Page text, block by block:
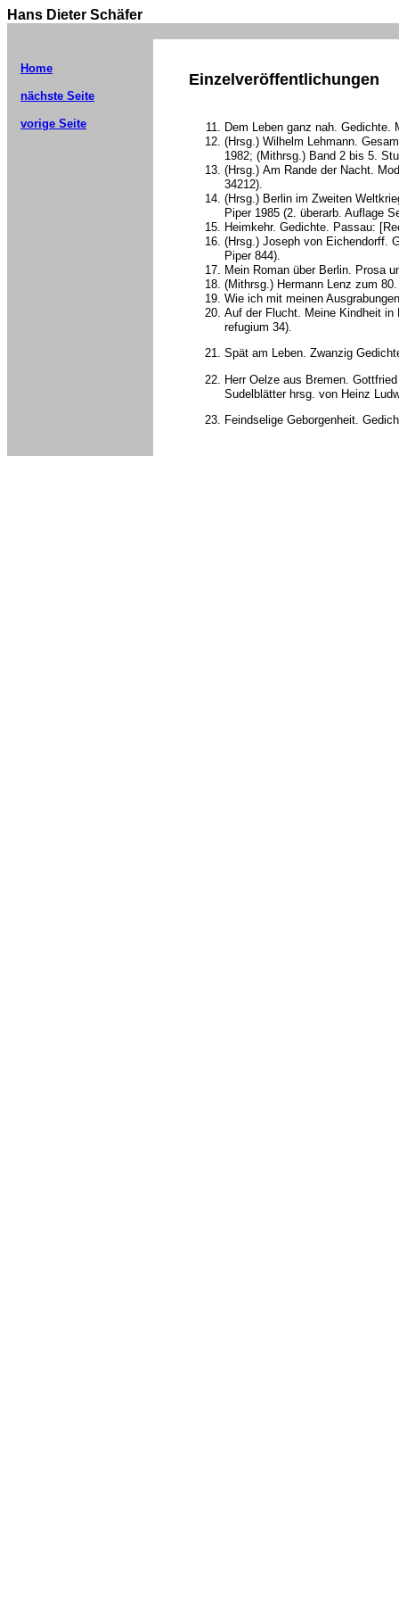
Hans Dieter Schäfer
Home
nächste Seite
vorige Seite
Einzelveröffentlichungen
Dem Leben ganz nah. Gedichte.
(Hrsg.) Wilhelm Lehmann.
1982; (Mithrsg.) Band 2 bis 5.
(Hrsg.) Am Rande der Nacht.
34212).
(Hrsg.) Berlin im Zweiten
Piper 1985 (2. überarb. Auflage
Heimkehr. Gedichte. Passau:
(Hrsg.) Joseph von Eichendorff.
Piper 844).
Mein Roman über Berlin. Prosa
(Mithrsg.) Hermann Lenz zum
Wie ich mit meinen
Auf der Flucht. Meine Kindheit
refugium 34).
Spät am Leben. Zwanzig
Herr Oelze aus Bremen.
Sudelblätter hrsg. von Heinz
Feindselige Geborgenheit.